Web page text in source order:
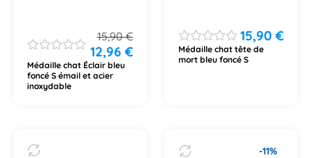
15,90€
12,96 €
Médaille chat Éclair bleu
foncé S émail et acier
inoxydable
15,90€
Médaille chat tête de
mort bleu foncé S
-11%